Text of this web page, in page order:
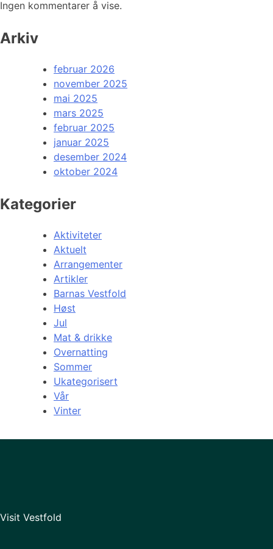
Ingen kommentarer å vise.
Arkiv
februar 2026
november 2025
mai 2025
mars 2025
februar 2025
januar 2025
desember 2024
oktober 2024
Kategorier
Aktiviteter
Aktuelt
Arrangementer
Artikler
Barnas Vestfold
Høst
Jul
Mat & drikke
Overnatting
Sommer
Ukategorisert
Vår
Vinter
Visit Vestfold